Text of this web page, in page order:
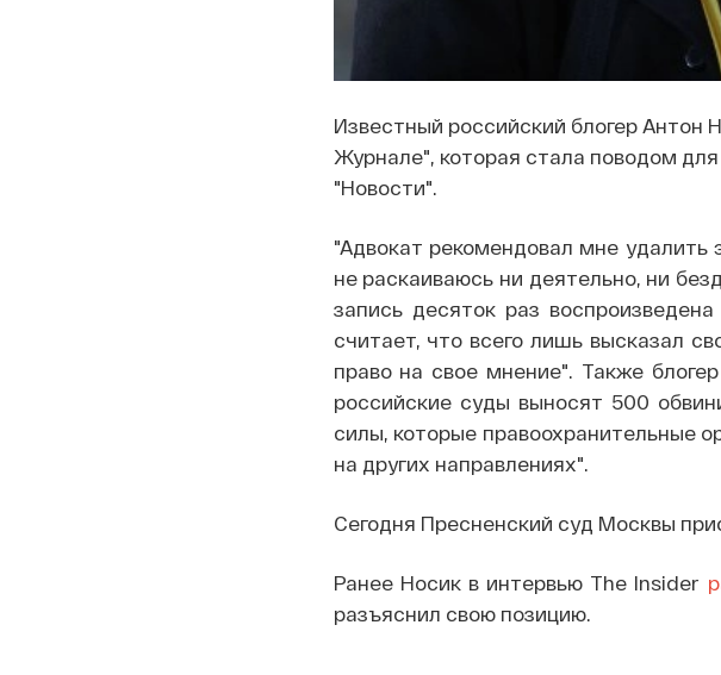
Известный российский блогер Антон
Журнале", которая стала поводом
"Новости".
"Адвокат рекомендовал мне удалить
не раскаиваюсь ни деятельно, ни
запись десяток раз
считает, что всего лишь высказал
право на свое мнение". Также
российские суды выносят 500
силы, которые правоохранительные
на других направлениях".
Сегодня Пресненский суд Москвы
Ранее Носик в интервью The Insider
разъяснил свою позицию.